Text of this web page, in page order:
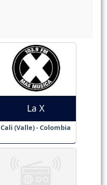
La X
Cali (Valle) - Colombia